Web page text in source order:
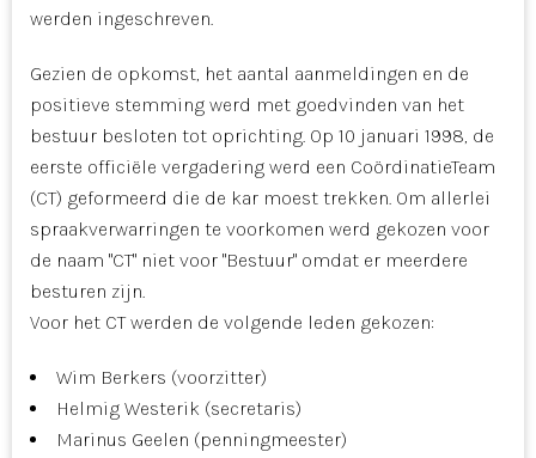
werden ingeschreven.
Gezien de opkomst, het aantal aanmeldingen en de
positieve stemming werd met goedvinden van het
bestuur besloten tot oprichting. Op 10 januari 1998, de
eerste officiële vergadering werd een CoördinatieTeam
(CT) geformeerd die de kar moest trekken. Om allerlei
spraakverwarringen te voorkomen werd gekozen voor
de naam "CT" niet voor "Bestuur" omdat er meerdere
besturen zijn.
Voor het CT werden de volgende leden gekozen:
Wim Berkers (voorzitter)
Helmig Westerik (secretaris)
Marinus Geelen (penningmeester)